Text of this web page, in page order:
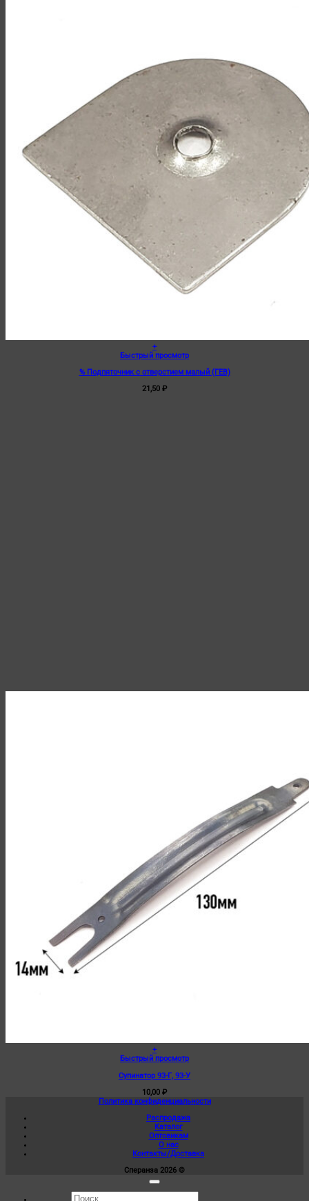
+
Быстрый просмотр
% Подпяточник с отверстием малый (ГЕВ)
21,50 ₽
+
Быстрый просмотр
Супинатор 93-Г, 93-У
10,00 ₽
Политика конфиденциальности
Распродажа
Каталог
Оптовикам
О нас
Контакты/Доставка
Сперанза 2026 ©
Искать: